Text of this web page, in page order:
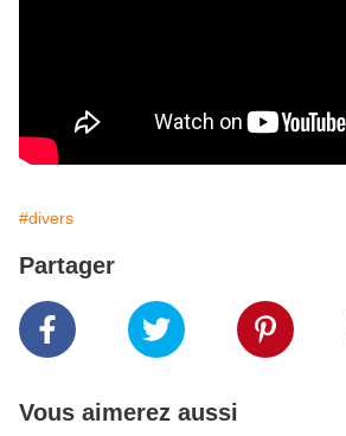
#divers
Partager
Vous aimerez aussi